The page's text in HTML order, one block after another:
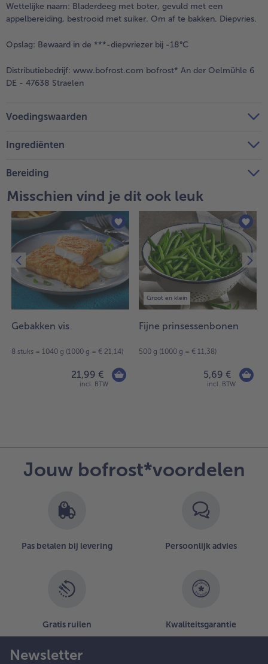
Wettelijke naam: Bladerdeeg met boter, gevuld met een
appelbereiding, bestrooid met suiker. Om af te bakken. Diepvries.
Opslag: Bewaard in de ***-diepvriezer bij -18°C
Distributiebedrijf: www.bofrost.com bofrost* An der Oelmühle 6
DE - 47638 Straelen
Voedingswaarden
Ingrediënten
Bereiding
Misschien vind je dit ook leuk
Gebakken vis
8 stuks = 1040 g (1000 g = € 21,14)
21,99 €
incl. BTW
Groot en klein
Fijne prinsessenbonen
500 g (1000 g = € 11,38)
5,69 €
incl. BTW
Jouw bofrost*voordelen
Pas betalen bij levering Persoonlijk advies
Gratis ruilen Kwaliteitsgarantie
Newsletter